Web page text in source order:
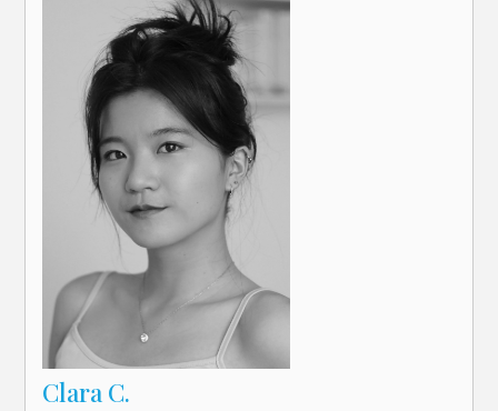
Clara C.